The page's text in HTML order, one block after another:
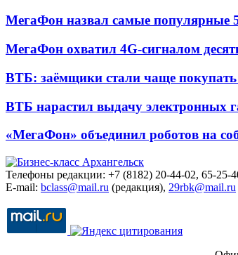
МегаФон назвал самые популярные
МегаФон охватил 4G-сигналом
ВТБ: заёмщики стали чаще
ВТБ нарастил выдачу электронных
«МегаФон» объединил роботов на
Телефоны редакции: +7 (8182) 20-44-02, 65-25-
E-mail: bclass@mail.ru (редакция), 29rbk@mail.ru